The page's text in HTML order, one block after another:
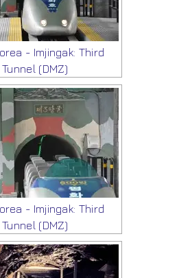
- Imjingak: Third
Tunnel (DMZ)
- Imjingak: Third
Tunnel (DMZ)